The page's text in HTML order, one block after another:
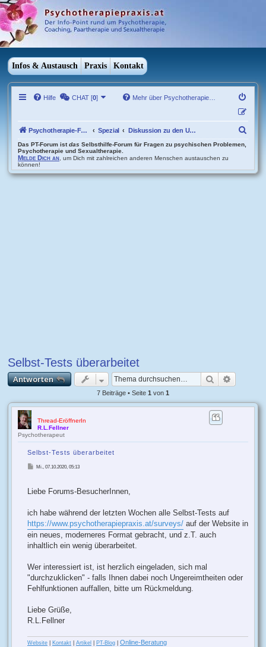
Infos & Austausch Praxis Kontakt
Hilfe CHAT [0] Mehr über Psychotherapie…
Psychotherapie-Forum Übersicht Spezial Diskussion zu den Umfragen und Selbsttests
h
Das PT-Forum istdas Selbsthilfe-Forum für Fragen zu psychischen Problemen,
Psychotherapie und Sexualtherapie.
Melde Dich an , um Dich mit zahlreichen anderen Menschen austauschen zu
können!
Selbst-Tests überarbeitet
Antworten Suche
7 Beiträge • Seite 1 von 1
Thread-EröffnerIn
R.L.Fellner
Psychotherapeut
Selbst-Tests überarbeitet
e
a
g
Mi., 07.10.2020, 05:13
Liebe Forums-BesucherInnen,
ich habe während der letzten Wochen alle Selbst-Tests auf
https://www.psychotherapiepraxis.at/surveys/ auf der Website in
ein neues, moderneres Format gebracht, und z.T. auch
inhaltlich ein wenig überarbeitet.
Wer interessiert ist, ist herzlich eingeladen, sich mal
"durchzuklicken" - falls Ihnen dabei noch Ungereimtheiten oder
Fehlfunktionen auffallen, bitte um Rückmeldung.
Liebe Grüße,
R.L.Fellner
Website Kontakt Artikel PT-Blog Online-Beratung